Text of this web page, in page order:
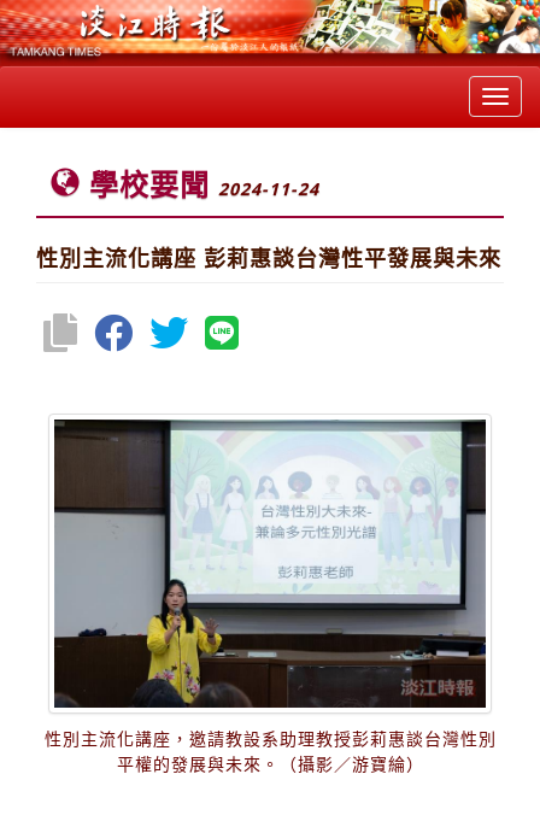
學校要聞 2024-11-24
性別主流化講座 彭莉惠談台灣性平發展與未來
性別主流化講座，邀請教設系助理教授彭莉惠談台灣性別
平權的發展與未來。（攝影／游寶綸）